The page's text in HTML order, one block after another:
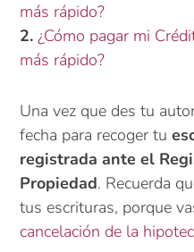
más rápido?
2.¿Cómo pagar mi
más rápido?
Una vez que des tu
fecha para recoger tu
registrada ante el
Propiedad. Recuerda
tus escrituras, porque
cancelación de la